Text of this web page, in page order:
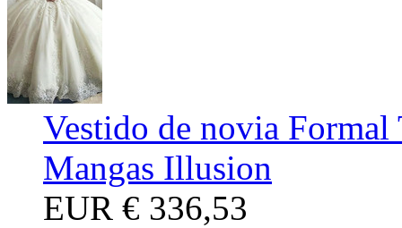
Vestido de novia
Mangas Illusion
EUR € 336,53